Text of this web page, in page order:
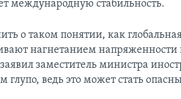
международную стабильность.
о таком понятии, как
нагнетанием напряженности
заместитель министра
глупо, ведь это может стать